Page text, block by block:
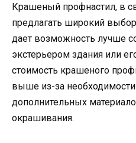
Крашеный профнастил, в
предлагать широкий
дает возможность лучше
экстерьером здания или
стоимость крашеного
выше из-за
дополнительных
окрашивания.